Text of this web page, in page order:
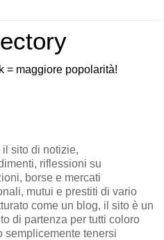
= maggiore popolarità!
il sito di notizie,
riflessioni su
borse e mercati
mutui e prestiti di vario
come un blog, il sito è un
di partenza per tutti coloro
semplicemente tenersi